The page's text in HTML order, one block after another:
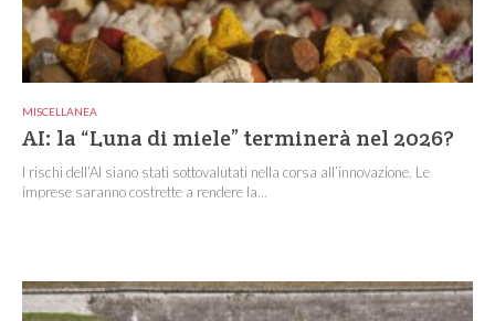
MISCELLANEA
AI: la “Luna di miele” terminerà nel 2026?
I rischi dell’AI siano stati sottovalutati nella corsa all’innovazione. Le
imprese saranno costrette a rendere la...